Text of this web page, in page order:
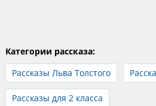
Категории рассказа:
Рассказы Льва Толстого
Рассказы для 2 класса